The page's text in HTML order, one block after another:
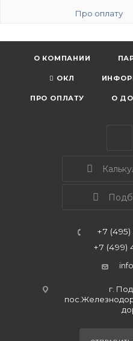
Про оплату
О КОМПАНИИ
ОКЛ
ПРО ОПЛАТУ О
+7 (495)
+7 (499)
г.